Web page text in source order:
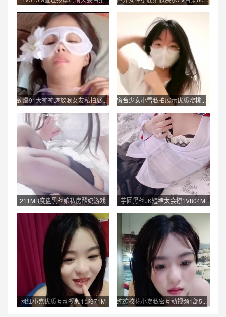
超...
劲爆91大神神迹放浪女友私拍展... 窗台少女小雪私拍展示优质蜜桃...
211MB度盘黑丝娘私房酸奶游戏
1...
芋圓黑丝JK短裙太会撩1V804M
这...
网红小嘉优质互动视频1部971M
纯欲校花小嘉私密互动视频1部5...